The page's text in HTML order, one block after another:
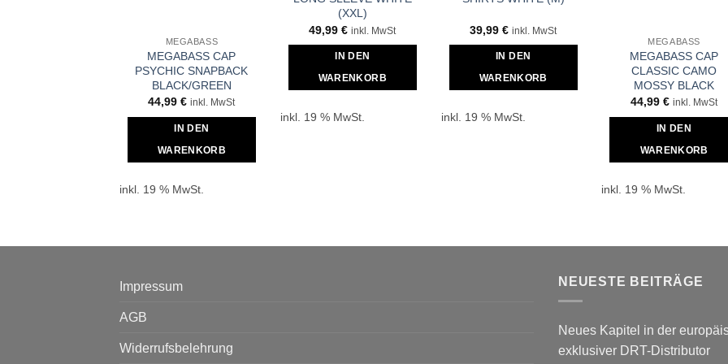
MEGABASS
MEGABASS CAP
PSYCHIC SNAPBACK
BLACK/GREEN
44,99€ inkl. MwSt
IN DEN
WARENKORB
inkl. 19 % MwSt.
(XXL)
49,99€ inkl. MwSt
IN DEN
WARENKORB
inkl. 19 % MwSt.
39,99€ inkl. MwSt
IN DEN
WARENKORB
inkl. 19 % MwSt.
MEGABASS
MEGABASS CAP
CLASSIC CAMO
MOSSY BLACK
44,99€ inkl. MwSt
IN DEN
WARENKORB
inkl. 19 % MwSt.
Impressum
AGB
Widerrufsbelehrung
NEUESTE BEITRÄGE
Neues Kapitel in der
exklusiver DRT-Distributor